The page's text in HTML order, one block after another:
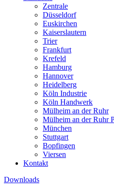
Zentrale
Düsseldorf
Euskirchen
Kaiserslautern
Trier
Frankfurt
Krefeld
Hamburg
Hannover
Heidelberg
Köln Industrie
Köln Handwerk
Mülheim an der Ruhr
Mülheim an der Ruhr
München
Stuttgart
Bopfingen
Viersen
Kontakt
Downloads